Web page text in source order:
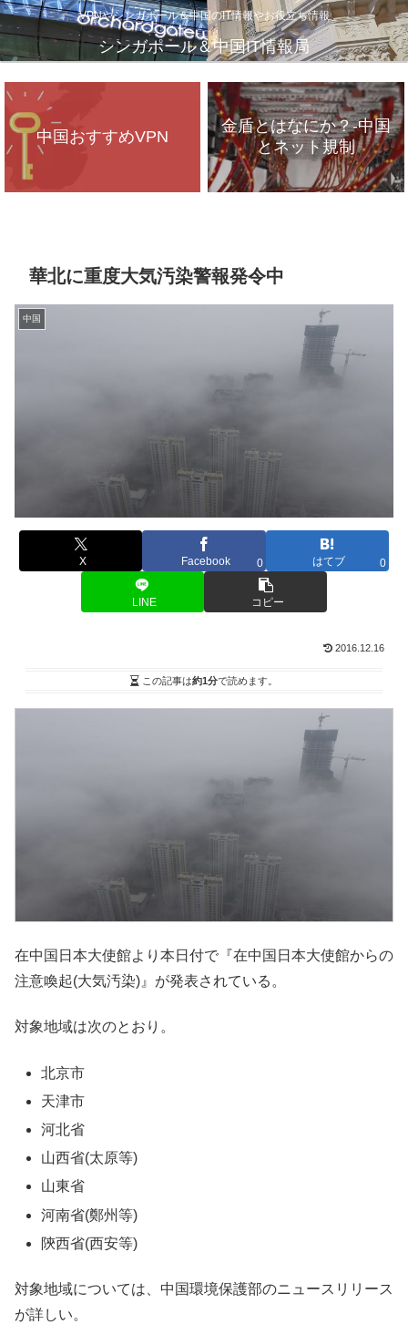
VPNやシンガポール＆中国のIT情報やお役立ち情報
シンガポール＆中国IT情報局
中国おすすめVPN
金盾とはなにか？-中国
とネット規制
華北に重度大気汚染警報発令中
中国
X Facebook 0 はてブ 0
LINE コピー
2016.12.16
この記事は約1分で読めます。
在中国日本大使館より本日付で『在中国日本大使館からの
注意喚起(大気汚染)』が発表されている。
対象地域は次のとおり。
北京市
天津市
河北省
山西省(太原等)
山東省
河南省(鄭州等)
陝西省(西安等)
対象地域については、中国環境保護部のニュースリリース
が詳しい。